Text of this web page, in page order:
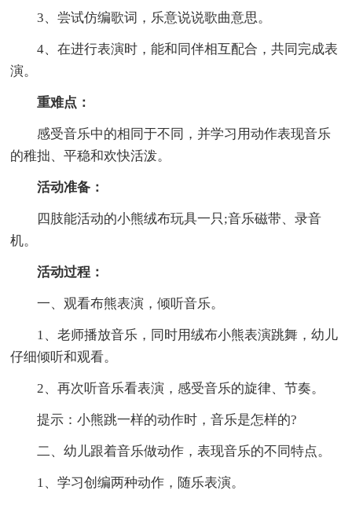
3、尝试仿编歌词，乐意说说歌曲意思。
4、在进行表演时，能和同伴相互配合，共同完成表
演。
重难点：
感受音乐中的相同于不同，并学习用动作表现音乐
的稚拙、平稳和欢快活泼。
活动准备：
四肢能活动的小熊绒布玩具一只;音乐磁带、录音
机。
活动过程：
一、观看布熊表演，倾听音乐。
1、老师播放音乐，同时用绒布小熊表演跳舞，幼儿
仔细倾听和观看。
2、再次听音乐看表演，感受音乐的旋律、节奏。
提示：小熊跳一样的动作时，音乐是怎样的?
二、幼儿跟着音乐做动作，表现音乐的不同特点。
1、学习创编两种动作，随乐表演。